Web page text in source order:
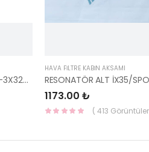
REZANATÖR ELANTRA 2012- 28220-3X320-YS
HAVA FİLTRE KABİN AKSAMI
1173.00 ₺
( 413